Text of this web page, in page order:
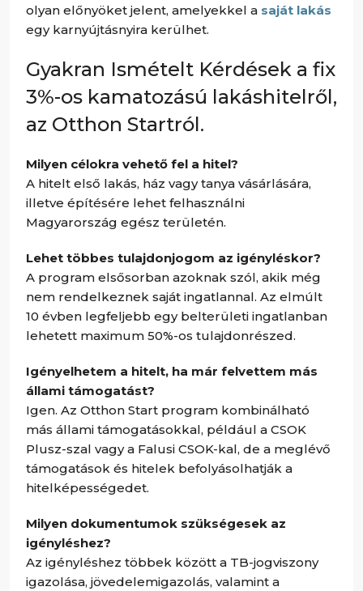
olyan előnyöket jelent, amelyekkel a saját lakás
egy karnyújtásnyira kerülhet.
Gyakran Ismételt Kérdések a fix
3%-os kamatozású lakáshitelről,
az Otthon Startról.
Milyen célokra vehető fel a hitel?
A hitelt első lakás, ház vagy tanya vásárlására,
illetve építésére lehet felhasználni
Magyarország egész területén.
Lehet többes tulajdonjogom az igényléskor?
A program elsősorban azoknak szól, akik még
nem rendelkeznek saját ingatlannal. Az elmúlt
10 évben legfeljebb egy belterületi ingatlanban
lehetett maximum 50%-os tulajdonrészed.
Igényelhetem a hitelt, ha már felvettem más
állami támogatást?
Igen. Az Otthon Start program kombinálható
más állami támogatásokkal, például a CSOK
Plusz-szal vagy a Falusi CSOK-kal, de a meglévő
támogatások és hitelek befolyásolhatják a
hitelképességedet.
Milyen dokumentumok szükségesek az
igényléshez?
Az igényléshez többek között a TB-jogviszony
igazolása, jövedelemigazolás, valamint a